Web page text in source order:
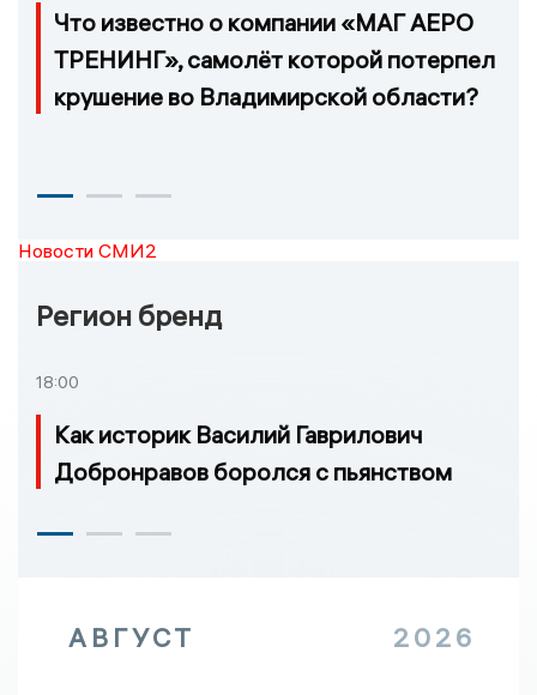
Что известно о компании «МАГ АЕРО
ТРЕНИНГ», самолёт которой потерпел
крушение во Владимирской области?
Новости СМИ2
Регион бренд
18:00
Как историк Василий Гаврилович
Добронравов боролся с пьянством
АВГУСТ 2026